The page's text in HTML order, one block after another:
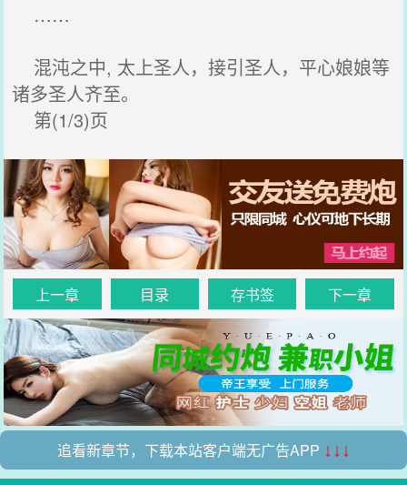
……
混沌之中, 太上圣人，接引圣人，平心娘娘等
诸多圣人齐至。
第(1/3)页
上一章 目录 存书签 下一章
追看新章节，下载本站客户端无广告APP ↓↓↓